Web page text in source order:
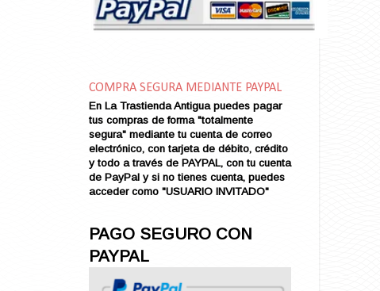
Amor que Mata
Amor sin Refugio
Ana Karenina
Ana de Brooklyn
Ana y El Rey de Siam
Anatomía de un Asesinato
Andrés Harvey Millonario (VENDIDO)
Andrés Harvey Tenorio
Ansia de Amor (VENDIDO)
Aníbal
COMPRA SEGURA MEDIANTE PAYPAL
En La Trastienda Antigua puedes pagar
tus compras de forma "totalmente
segura" mediante tu cuenta de correo
electrónico, con tarjeta de débito, crédito
y todo a través de PAYPAL, con tu cuenta
de PayPal y si no tienes cuenta, puedes
acceder como "USUARIO INVITADO"
PAGO SEGURO CON
PAYPAL